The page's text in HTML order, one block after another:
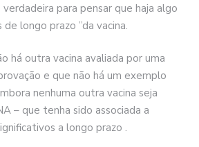
verdadeira para pensar que haja algo
longo prazo ”da vacina.
há outra vacina avaliada por uma
e que não há um exemplo
nenhuma outra vacina seja
– que tenha sido associada a
a longo prazo .